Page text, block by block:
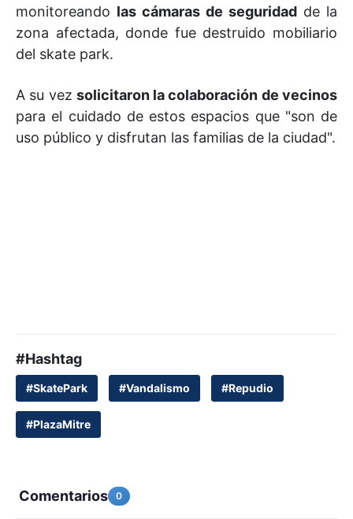
monitoreando las cámaras de seguridad de la
zona afectada, donde fue destruido mobiliario
del skate park.
A su vez solicitaron la colaboración de vecinos
para el cuidado de estos espacios que "son de
uso público y disfrutan las familias de la ciudad".
#Hashtag
#SkatePark #Vandalismo #Repudio
#PlazaMitre
Comentarios 0